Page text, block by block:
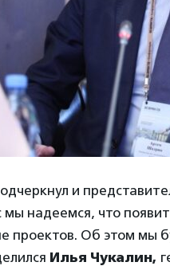
и
мы надеемся, что
проектов. Об этом мы
Илья Чукалин,